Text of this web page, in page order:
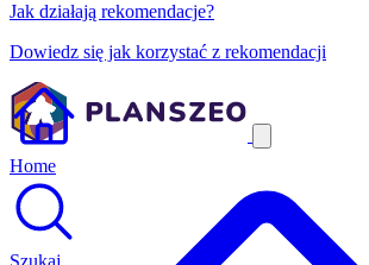
Jak działają rekomendacje?
Dowiedz się jak korzystać z rekomendacji
Home
Szukaj